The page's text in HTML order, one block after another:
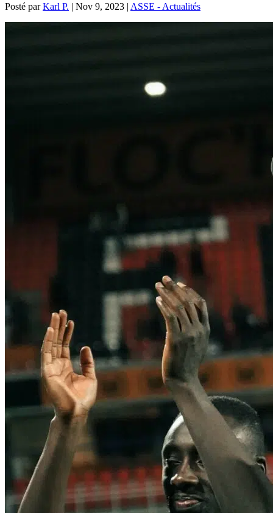
Posté parKarl P. | Nov 9, 2023 | ASSE - Actualités